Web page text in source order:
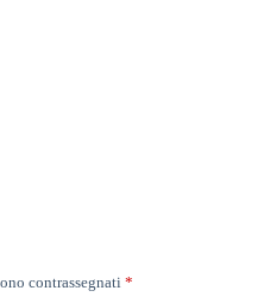
contrassegnati *